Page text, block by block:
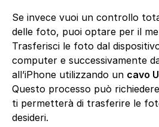
Se invece vuoi un controllo
delle foto, puoi optare per il
Trasferisci le foto dal
computer e successivamente
all’iPhone utilizzando un cavo
Questo processo può
ti permetterà di trasferire le
desideri.